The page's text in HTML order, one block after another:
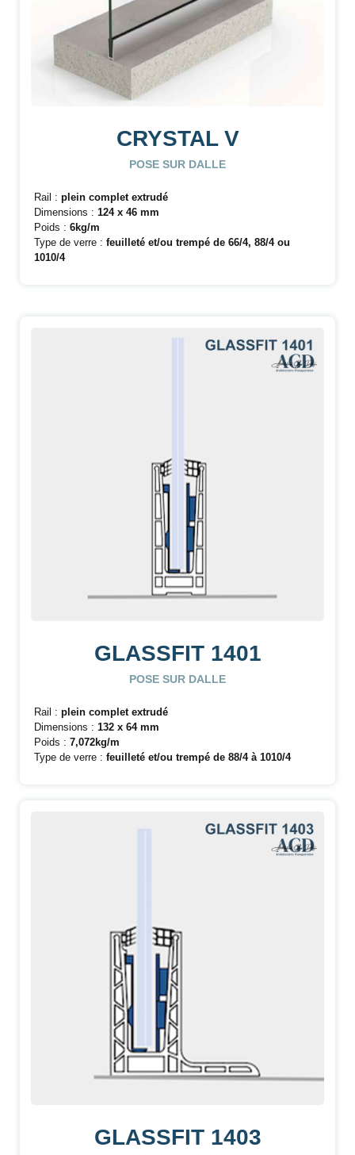
CRYSTAL V
POSE SUR DALLE
Rail : plein complet extrudé
Dimensions : 124 x 46 mm
Poids : 6kg/m
Type de verre : feuilleté et/ou trempé de 66/4, 88/4 ou
1010/4
GLASSFIT 1401
POSE SUR DALLE
Rail : plein complet extrudé
Dimensions : 132 x 64 mm
Poids : 7,072kg/m
Type de verre : feuilleté et/ou trempé de 88/4 à 1010/4
GLASSFIT 1403